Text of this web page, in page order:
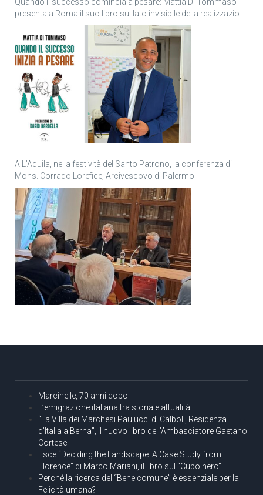
presenta a Roma il suo libro sul lato invisibile della realizzazione
A L’Aquila, nella festività del Santo Patrono, la conferenza di
Mons. Corrado Lorefice, Arcivescovo di Palermo
Marcinelle, 70 anni dopo
L’emigrazione italiana tra storia e attualità
“La Villa dei Marchesi Paulucci di Calboli, Residenza
d’Italia a Berna”, il nuovo libro dell’Ambasciatore Gaetano
Cortese
Esce “Deciding the Landscape. A Case Study from
Florence” di Marco Mariani, il libro sul “Cubo nero”
Perché la ricerca del “Bene comune” è essenziale per la
Felicità umana?